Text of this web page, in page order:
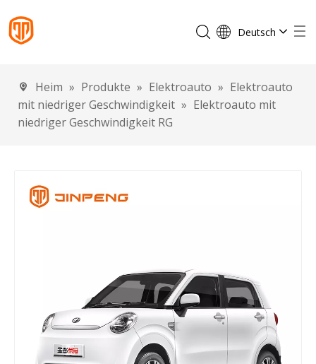
Deutsch
Español
Português
Heim » Produkte » Elektroauto » Elektroauto
mit niedriger Geschwindigkeit » Elektroauto mit
niedriger Geschwindigkeit RG